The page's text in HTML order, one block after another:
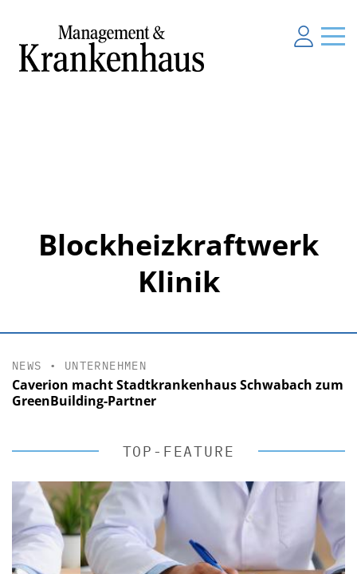
Blockheizkraftwerk
Klinik
NEWS • UNTERNEHMEN
Caverion macht Stadtkrankenhaus Schwabach zum
GreenBuilding-Partner
TOP-FEATURE